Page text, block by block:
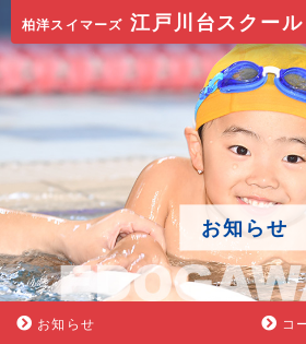
柏洋スイマーズ 江戸川台スクール
お知らせ
お知らせ コ